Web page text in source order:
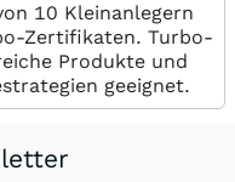
10 Kleinanlegern
Zertifikaten. Turbo-
Produkte und
geeignet.